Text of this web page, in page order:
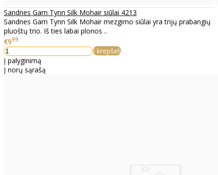
Sandnes Garn Tynn Silk Mohair siūlai 4213
Sandnes Garn Tynn Silk Mohair mezgimo siūlai yra trijų prabangių
pluoštų trio. Iš ties labai plonos ..
€999
Į krepšelį
Į palyginimą
Į norų sąrašą